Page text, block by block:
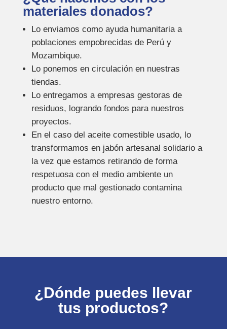
materiales donados?
Lo enviamos como ayuda humanitaria a
poblaciones empobrecidas de Perú y
Mozambique.
Lo ponemos en circulación en nuestras
tiendas.
Lo entregamos a empresas gestoras de
residuos, logrando fondos para nuestros
proyectos.
En el caso del aceite comestible usado, lo
transformamos en jabón artesanal solidario a
la vez que estamos retirando de forma
respetuosa con el medio ambiente un
producto que mal gestionado contamina
nuestro entorno.
¿Dónde puedes llevar
tus productos?